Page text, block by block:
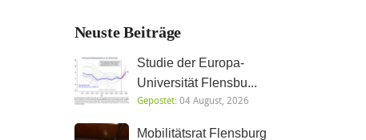
Neuste Beiträge
Studie der Europa-
Universität Flensbu...
Gepostet:04 August, 2026
Mobilitätsrat Flensburg